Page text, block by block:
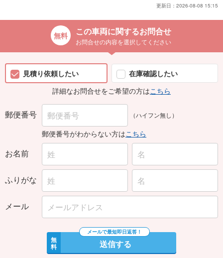
更新日： 2026-08-08 15:15
この車両に関するお問合せ
お問合せの内容を選択してください
見積り依頼したい
在庫確認したい
詳細なお問合せをご希望の方はこちら
郵便番号 （ハイフン無し）
郵便番号がわからない方はこちら
お名前
ふりがな
メール
無
料 送信する